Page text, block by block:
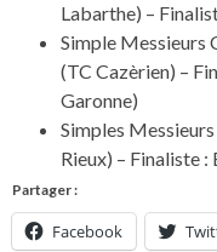
Labarthe) –
Simple Messieurs
(TC Cazèrien) –
Garonne)
Simples
Rieux) – Finaliste
Partager :
Facebook